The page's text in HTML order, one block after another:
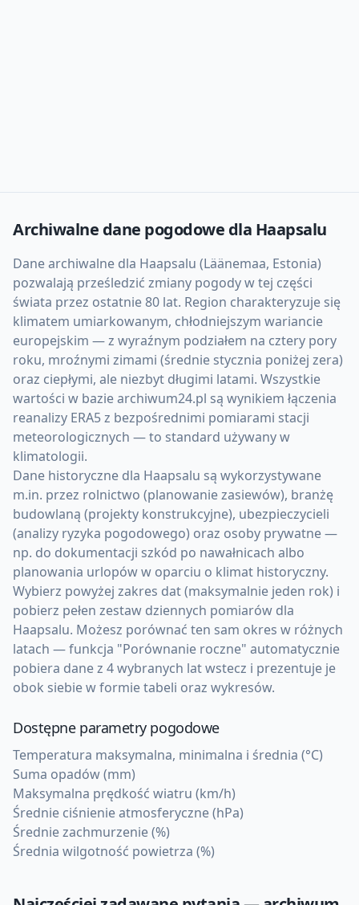
Archiwalne dane pogodowe dla Haapsalu
Dane archiwalne dla Haapsalu (Läänemaa, Estonia)
pozwalają prześledzić zmiany pogody w tej części
świata przez ostatnie 80 lat. Region charakteryzuje się
klimatem umiarkowanym, chłodniejszym wariancie
europejskim — z wyraźnym podziałem na cztery pory
roku, mroźnymi zimami (średnie stycznia poniżej zera)
oraz ciepłymi, ale niezbyt długimi latami. Wszystkie
wartości w bazie archiwum24.pl są wynikiem łączenia
reanalizy ERA5 z bezpośrednimi pomiarami stacji
meteorologicznych — to standard używany w
klimatologii.
Dane historyczne dla Haapsalu są wykorzystywane
m.in. przez rolnictwo (planowanie zasiewów), branżę
budowlaną (projekty konstrukcyjne), ubezpieczycieli
(analizy ryzyka pogodowego) oraz osoby prywatne —
np. do dokumentacji szkód po nawałnicach albo
planowania urlopów w oparciu o klimat historyczny.
Wybierz powyżej zakres dat (maksymalnie jeden rok) i
pobierz pełen zestaw dziennych pomiarów dla
Haapsalu. Możesz porównać ten sam okres w różnych
latach — funkcja "Porównanie roczne" automatycznie
pobiera dane z 4 wybranych lat wstecz i prezentuje je
obok siebie w formie tabeli oraz wykresów.
Dostępne parametry pogodowe
Temperatura maksymalna, minimalna i średnia (°C)
Suma opadów (mm)
Maksymalna prędkość wiatru (km/h)
Średnie ciśnienie atmosferyczne (hPa)
Średnie zachmurzenie (%)
Średnia wilgotność powietrza (%)